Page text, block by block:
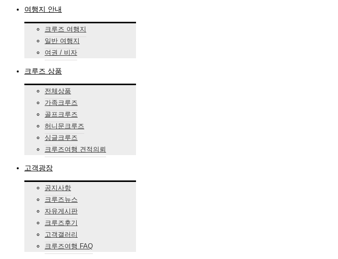
여행지 안내
크루즈 여행지
일반 여행지
여권 / 비자
크루즈 상품
전체상품
가족크루즈
골프크루즈
허니문크루즈
싱글크루즈
크루즈여행 견적의뢰
고객광장
공지사항
크루즈뉴스
자유게시판
크루즈후기
고객갤러리
크루즈여행 FAQ